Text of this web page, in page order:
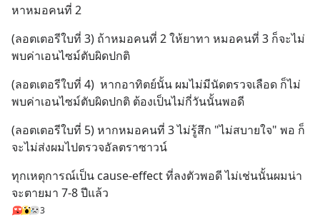
หาหมอคนที่ 2
(ลอตเตอรีใบที่ 3) ถ้าหมอคนที่ 2 ให้ยาทา หมอคนที่ 3 ก็จะไม่
พบค่าเอนไซม์ตับผิดปกติ
(ลอตเตอรีใบที่ 4)  หากอาทิตย์นั้น ผมไม่มีนัดตรวจเลือด ก็ไม่
พบค่าเอนไซม์ตับผิดปกติ ต้องเป็นไม่กี่วันนั้นพอดี
(ลอตเตอรีใบที่ 5) หากหมอคนที่ 3 ไม่รู้สึก "ไม่สบายใจ" พอ ก็
จะไม่ส่งผมไปตรวจอัลตราซาวน์
ทุกเหตุการณ์เป็น cause-effect ที่ลงตัวพอดี ไม่เช่นนั้นผมน่า
จะตายมา 7-8 ปีแล้ว
3